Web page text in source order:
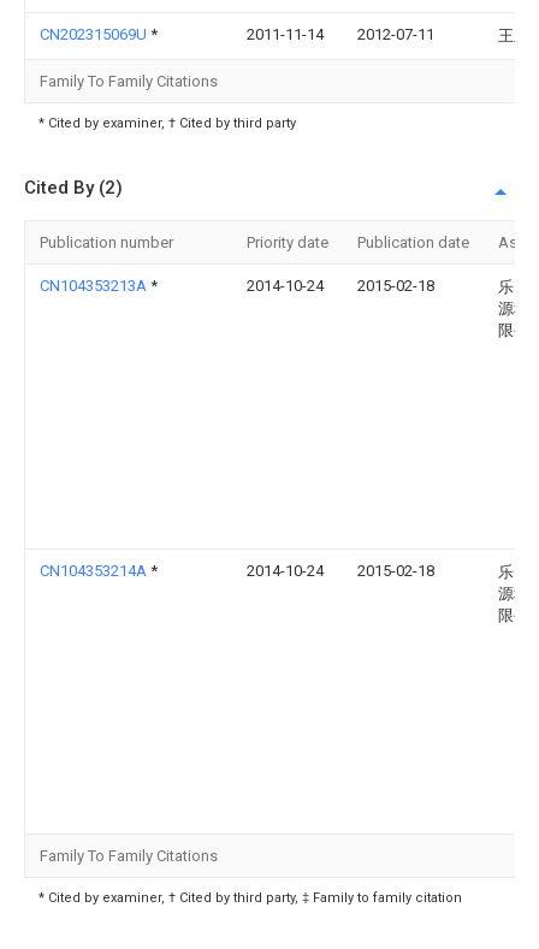
CN202315069U * 2011-11-14 2012-07-11 王玉
Family To Family Citations
* Cited by examiner, † Cited by third party
Cited By (2)
Publication number Priority date Publication date
CN104353213A * 2014-10-24 2015-02-18
乐山
源科
限公
CN104353214A * 2014-10-24 2015-02-18
乐山
源科
限公
Family To Family Citations
* Cited by examiner, † Cited by third party, ‡ Family to family citation